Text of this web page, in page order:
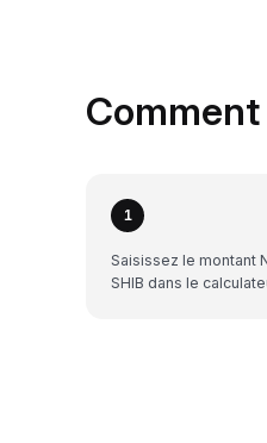
1
Saisissez le montant
SHIB dans le